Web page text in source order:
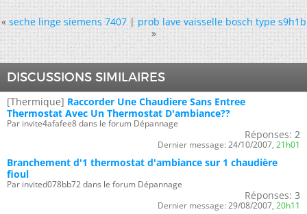
« seche linge siemens 7407|prob lave vaisselle bosch type s9h1b
»
DISCUSSIONS SIMILAIRES
[Thermique] Raccorder Une Chaudiere Sans Entree
Thermostat Avec Un Thermostat D'ambiance??
Par invite4afafee8 dans le forum Dépannage
Réponses: 2
Dernier message: 24/10/2007, 21h01
Branchement d'1 thermostat d'ambiance sur 1 chaudière
fioul
Par invited078bb72 dans le forum Dépannage
Réponses: 3
Dernier message: 29/08/2007, 20h11